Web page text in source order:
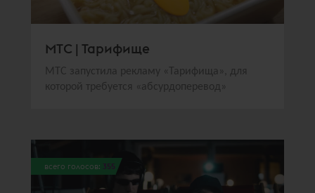
МТС | Тарифище
МТС запустила рекламу «Тарифища», для
которой требуется «абсурдоперевод»
всего голосов: 355